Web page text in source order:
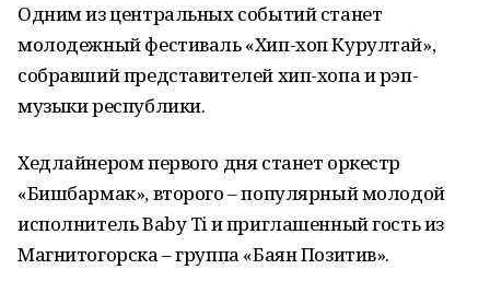
Одним из центральных событий станет
молодежный фестиваль «Хип-хоп Курултай»,
собравший представителей хип-хопа и рэп-
музыки республики.
Хедлайнером первого дня станет оркестр
«Бишбармак», второго – популярный молодой
исполнитель Baby Ti и приглашенный гость из
Магнитогорска – группа «Баян Позитив».